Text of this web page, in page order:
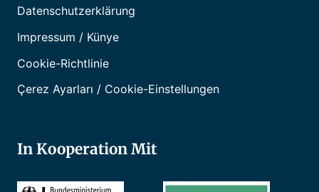
Datenschutzerklärung
Impressum / Künye
Cookie-Richtlinie
Çerez Ayarları / Cookie-Einstellungen
In Kooperation Mit